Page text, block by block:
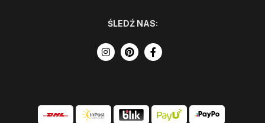
ŚLEDŹ NAS: